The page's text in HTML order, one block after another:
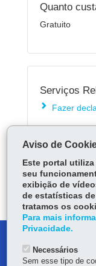
Quanto
Gratuito
Serviços
Fazer
ÓRGÃO
PERGUNTAS
DEIXE SUA
Aviso de
Este portal
seu
exibição de
de estatísticas
tratamos os
Para mais
Privacidade.
Necessários
Sem esse tipo de